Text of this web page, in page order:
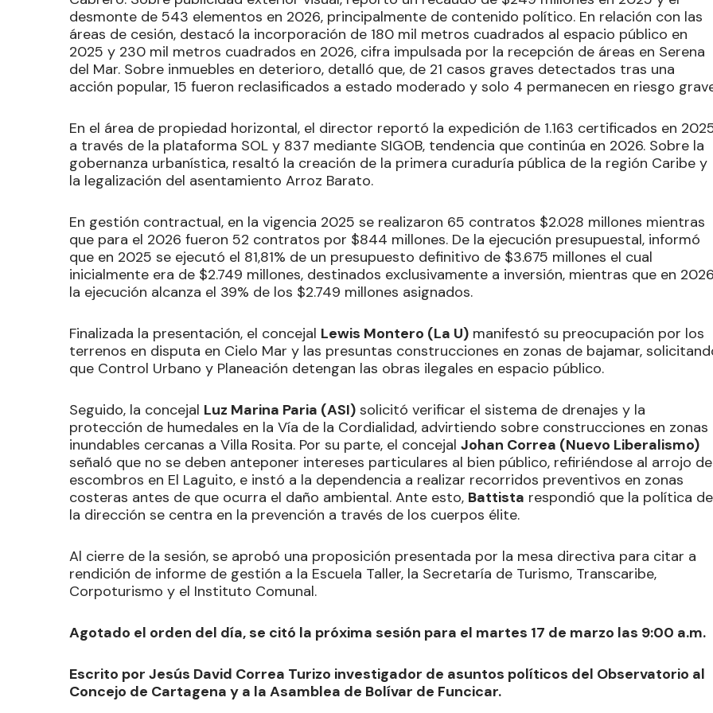
desmonte de 543 elementos en 2026, principalmente de contenido político. En relación con las
áreas de cesión, destacó la incorporación de 180 mil metros cuadrados al espacio público en
2025 y 230 mil metros cuadrados en 2026, cifra impulsada por la recepción de áreas en Serena
del Mar. Sobre inmuebles en deterioro, detalló que, de 21 casos graves detectados tras una
acción popular, 15 fueron reclasificados a estado moderado y solo 4 permanecen en riesgo
​En el área de propiedad horizontal, el director reportó la expedición de 1.163 certificados en
a través de la plataforma SOL y 837 mediante SIGOB, tendencia que continúa en 2026. Sobre la
gobernanza urbanística, resaltó la creación de la primera curaduría pública de la región Caribe y
la legalización del asentamiento Arroz Barato.
En gestión contractual, en la vigencia 2025 se realizaron 65 contratos $2.028 millones mientras
que para el 2026 fueron 52 contratos por $844 millones. De la ejecución presupuestal, informó
que en 2025 se ejecutó el 81,81% de un presupuesto definitivo de $3.675 millones el cual
inicialmente era de $2.749 millones, destinados exclusivamente a inversión, mientras que en 2026
la ejecución alcanza el 39% de los $2.749 millones asignados.
​Finalizada la presentación, el concejal Lewis Montero (La U) manifestó su preocupación por los
terrenos en disputa en Cielo Mar y las presuntas construcciones en zonas de bajamar,
que Control Urbano y Planeación detengan las obras ilegales en espacio público.
Seguido, la concejal Luz Marina Paria (ASI) solicitó verificar el sistema de drenajes y la
protección de humedales en la Vía de la Cordialidad, advirtiendo sobre construcciones en zonas
inundables cercanas a Villa Rosita. Por su parte, el concejal Johan Correa (Nuevo Liberalismo)
señaló que no se deben anteponer intereses particulares al bien público, refiriéndose al arrojo de
escombros en El Laguito, e instó a la dependencia a realizar recorridos preventivos en zonas
costeras antes de que ocurra el daño ambiental. Ante esto, Battista respondió que la política de
la dirección se centra en la prevención a través de los cuerpos élite.
​Al cierre de la sesión, se aprobó una proposición presentada por la mesa directiva para citar a
rendición de informe de gestión a la Escuela Taller, la Secretaría de Turismo, Transcaribe,
Corpoturismo y el Instituto Comunal.
Agotado el orden del día, se citó la próxima sesión para el martes 17 de marzo las 9:00 a.m.
Escrito por Jesús David Correa Turizo investigador de asuntos políticos del Observatorio al
Concejo de Cartagena y a la Asamblea de Bolívar de Funcicar.